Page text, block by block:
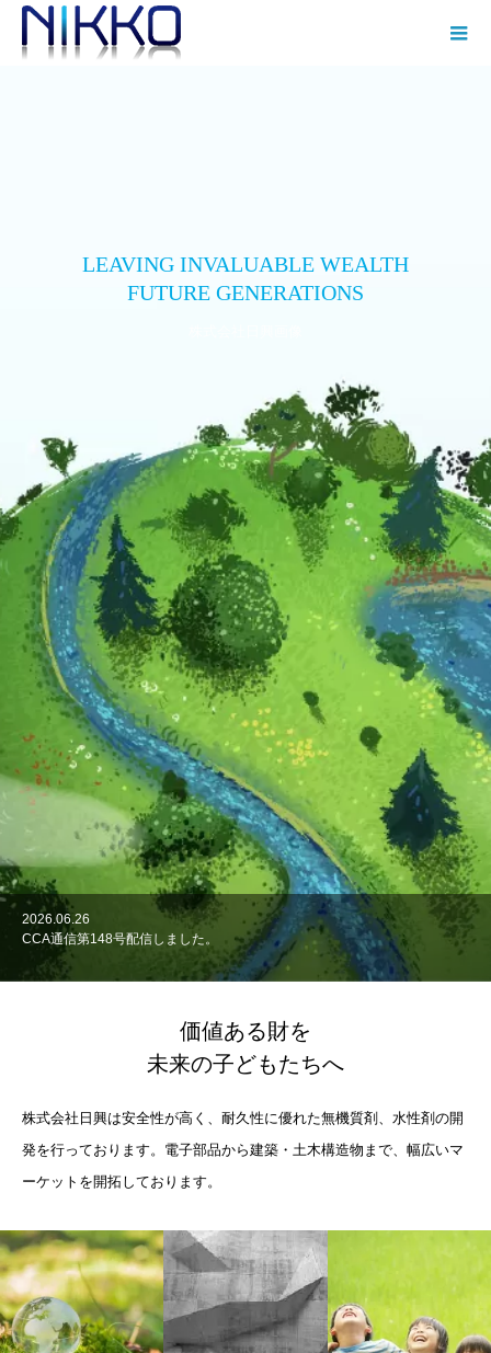
LEAVING INVALUABLE WEALTH
FUTURE GENERATIONS
2026.06.26
CCA通信第148号配信しました。
2026.06.1
第29回CCA（クリスタルコンクリート協会）総会を開催しました。
2026.04.27
CCA通信第147号配信しました。
2026.02.27
CCA通信第146号配信しました。
2025.12.26
CCA通信第145号配信しました。
価値ある財を
未来の子どもたちへ
株式会社日興は安全性が高く、耐久性に優れた無機質剤、水性剤の開
発を行っております。電子部品から建築・土木構造物まで、幅広いマ
ーケットを開拓しております。